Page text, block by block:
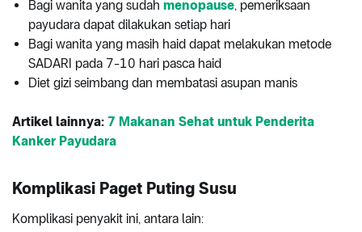
Bagi wanita yang sudah menopause, pemeriksaan
payudara dapat dilakukan setiap hari
Bagi wanita yang masih haid dapat melakukan metode
SADARI pada 7-10 hari pasca haid
Diet gizi seimbang dan membatasi asupan manis
Artikel lainnya: 7 Makanan Sehat untuk Penderita
Kanker Payudara
Komplikasi Paget Puting Susu
Komplikasi penyakit ini, antara lain: